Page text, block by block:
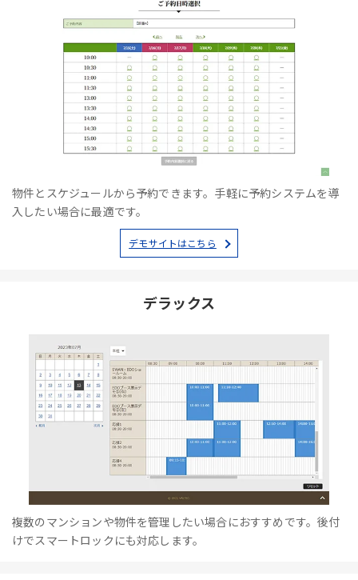
物件とスケジュールから予約できます。手軽に予約システムを導
入したい場合に最適です。
デモサイトはこちら
デラックス
複数のマンションや物件を管理したい場合におすすめです。後付
けでスマートロックにも対応します。